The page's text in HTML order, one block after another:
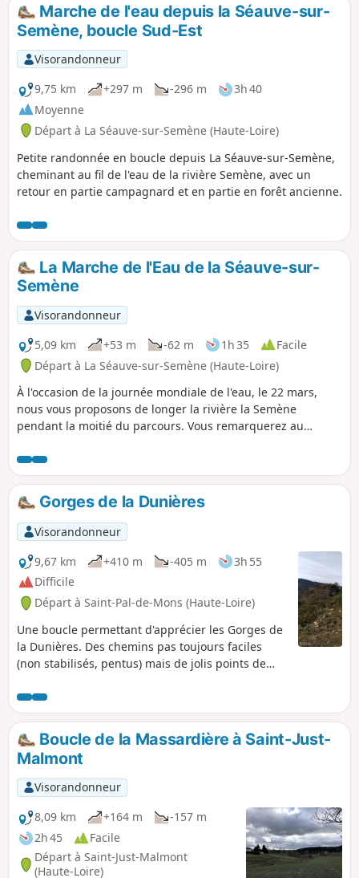
Marche de l'eau depuis la Séauve-sur-
Semène, boucle Sud-Est
Visorandonneur
9,75 km
+297 m -296 m
3h 40
Moyenne
Départ à La Séauve-sur-Semène (Haute-Loire)
Petite randonnée en boucle depuis La Séauve-sur-Semène,
cheminant au fil de l'eau de la rivière Semène, avec un
retour en partie campagnard et en partie en forêt ancienne.
La Marche de l'Eau de la Séauve-sur-
Semène
Visorandonneur
5,09 km
+53 m -62 m 1h 35
Facile
Départ à La Séauve-sur-Semène (Haute-Loire)
À l'occasion de la journée mondiale de l'eau, le 22 mars,
nous vous proposons de longer la rivière la Semène
pendant la moitié du parcours. Vous remarquerez au
remonter le courant pour se reproduire sur leur lieu de
naissance. À Mathevard, sur les vestiges d'une usine de
tissage, vous pourrez aussi observer un cadran solaire
napoléonien avec sa graduation décimale (rare).
Gorges de la Dunières
Visorandonneur
9,67 km
+410 m -405 m
3h 55
Difficile
Départ à Saint-Pal-de-Mons (Haute-Loire)
Une boucle permettant d'apprécier les Gorges de
la Dunières. Des chemins pas toujours faciles
(non stabilisés, pentus) mais de jolis points de
public. C'est un endroit fréquenté par les
cueilleurs de champignons, les 4x4/, les motos et,
en saison, les chasseurs.
Boucle de la Massardière à Saint-Just-
Malmont
Visorandonneur
8,09 km
+164 m
-157 m
2h 45
Facile
Départ à Saint-Just-Malmont
(Haute-Loire)